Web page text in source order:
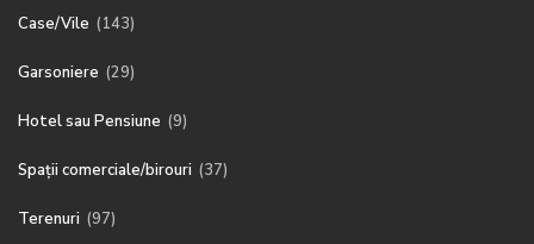
Case/Vile (143)
Garsoniere (29)
Hotel sau Pensiune (9)
Spații comerciale/birouri (37)
Terenuri (97)